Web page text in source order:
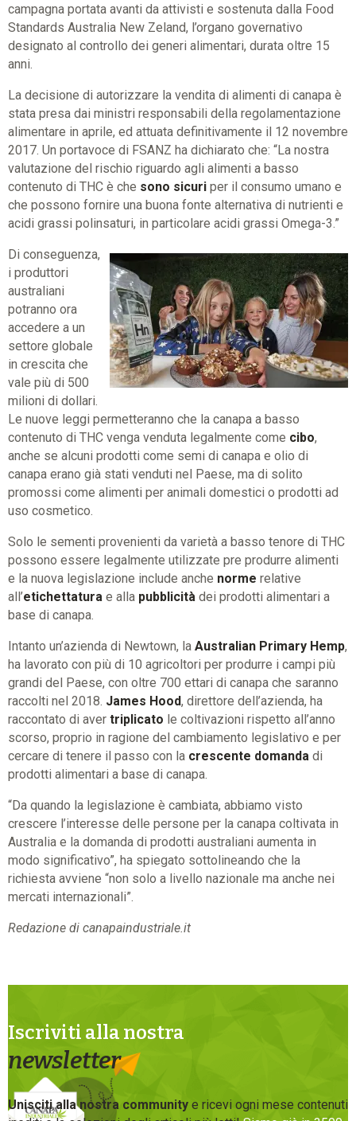
campagna portata avanti da attivisti e sostenuta dalla Food
Standards Australia New Zeland, l’organo governativo
designato al controllo dei generi alimentari, durata oltre 15
anni.
La decisione di autorizzare la vendita di alimenti di canapa è
stata presa dai ministri responsabili della regolamentazione
alimentare in aprile, ed attuata definitivamente il 12 novembre
2017. Un portavoce di FSANZ ha dichiarato che: “La nostra
valutazione del rischio riguardo agli alimenti a basso
contenuto di THC è che sono sicuri per il consumo umano e
che possono fornire una buona fonte alternativa di nutrienti e
acidi grassi polinsaturi, in particolare acidi grassi Omega-3.”
Di conseguenza,
i produttori
australiani
potranno ora
accedere a un
settore globale
in crescita che
vale più di 500
milioni di dollari.
Le nuove leggi permetteranno che la canapa a basso
contenuto di THC venga venduta legalmente come cibo,
anche se alcuni prodotti come semi di canapa e olio di
canapa erano già stati venduti nel Paese, ma di solito
promossi come alimenti per animali domestici o prodotti ad
uso cosmetico.
Solo le sementi provenienti da varietà a basso tenore di THC
possono essere legalmente utilizzate pre produrre alimenti
e la nuova legislazione include anche norme relative
all’etichettatura e alla pubblicità dei prodotti alimentari a
base di canapa.
Intanto un’azienda di Newtown, la Australian Primary Hemp,
ha lavorato con più di 10 agricoltori per produrre i campi più
grandi del Paese, con oltre 700 ettari di canapa che saranno
raccolti nel 2018. James Hood, direttore dell’azienda, ha
raccontato di aver triplicato le coltivazioni rispetto all’anno
scorso, proprio in ragione del cambiamento legislativo e per
cercare di tenere il passo con la crescente domanda di
prodotti alimentari a base di canapa.
“Da quando la legislazione è cambiata, abbiamo visto
crescere l’interesse delle persone per la canapa coltivata in
Australia e la domanda di prodotti australiani aumenta in
modo significativo”, ha spiegato sottolineando che la
richiesta avviene “non solo a livello nazionale ma anche nei
mercati internazionali”.
Redazione di canapaindustriale.it
Iscriviti alla nostra
newsletter
Unisciti alla nostra community e ricevi ogni mese contenuti